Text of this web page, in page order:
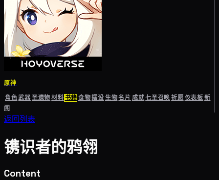
原神
角色武器圣遗物材料书籍食物摆设生物名片成就七圣召唤祈愿仪表板新
闻
返回列表
镌识者的鸦翎
Content